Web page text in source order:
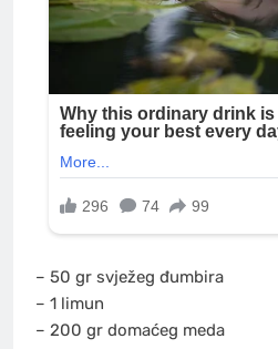
– 50 gr svježeg đumbira
– 1 limun
– 200 gr domaćeg meda